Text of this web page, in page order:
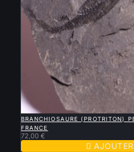
 APERÇU RAPIDE
BRANCHIOSAURE (PROTRITON)
FRANCE
72,00 €
